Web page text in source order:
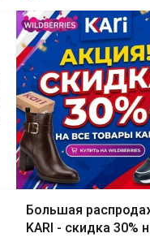
Большая
KARI - скидка 30%